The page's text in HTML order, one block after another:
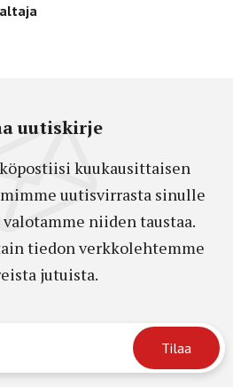
uutiskirje
kuukausittaisen
uutisvirrasta sinulle
niiden taustaa.
tiedon verkkolehtemme
jutuista.